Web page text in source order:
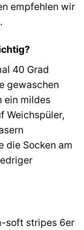
empfehlen wir
40 Grad
gewaschen
ein mildes
Weichspüler,
die Socken am
soft stripes 6er